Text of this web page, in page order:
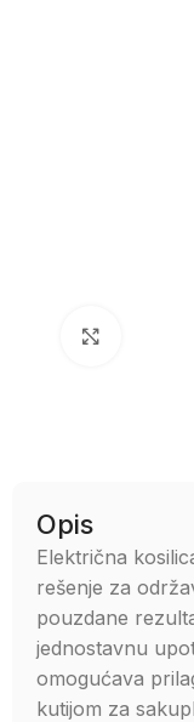
Opis
Električna
rešenje za
pouzdane
jednostavnu
omogućava
kutijom za